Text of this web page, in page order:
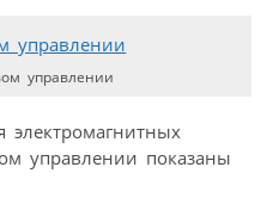
управлении
электромагнитных
управлении показаны